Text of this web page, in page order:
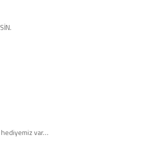
hediyemiz var…